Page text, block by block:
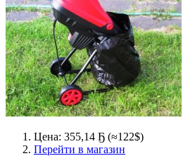
Цена: 355,14 Ҕ (≈122$)
Перейти в магазин